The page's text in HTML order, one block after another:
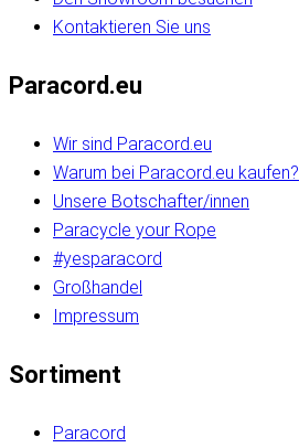
Kontaktieren Sie uns
Paracord.eu
Wir sind Paracord.eu
Warum bei Paracord.eu kaufen?
Unsere Botschafter/innen
Paracycle your Rope
#yesparacord
Großhandel
Impressum
Sortiment
Paracord